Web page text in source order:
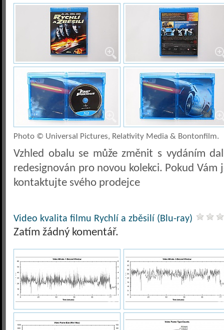
Photo © Universal Pictures, Relativity Media & Bontonfilm.
Vzhled obalu se může změnit s vydáním
redesignován pro novou kolekci. Pokud
kontaktujte svého prodejce
Video kvalita filmu Rychlí a zběsilí (Blu-ray)
Zatím žádný komentář.